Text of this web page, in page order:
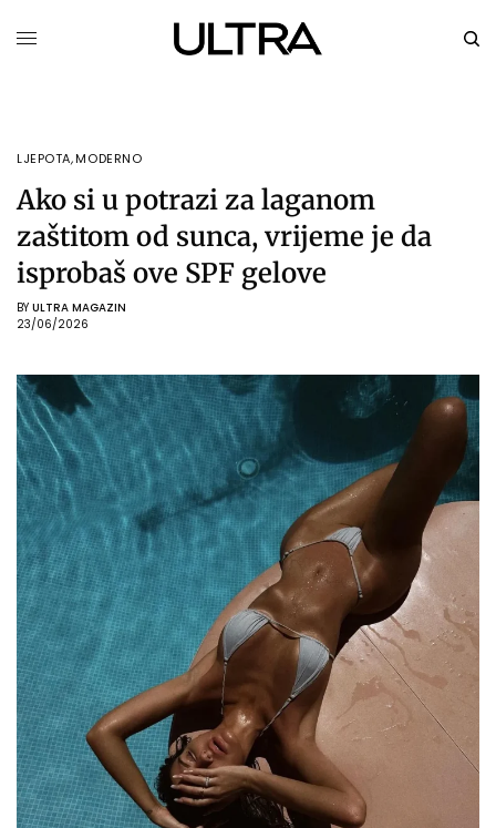
LJEPOTA,MODERNO
Ako si u potrazi za laganom
zaštitom od sunca, vrijeme je da
isprobaš ove SPF gelove
BY ULTRA MAGAZIN
23/06/2026